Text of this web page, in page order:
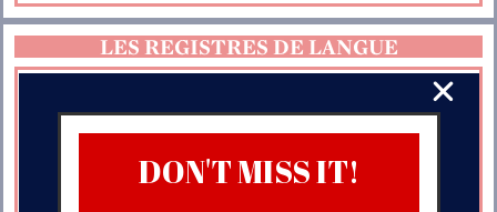
LES REGISTRES DE LANGUE
Adaptez votre langage au public. Comment parler de
manière informelle, formelle, etc.
ACHETER
DON'T MISS IT!